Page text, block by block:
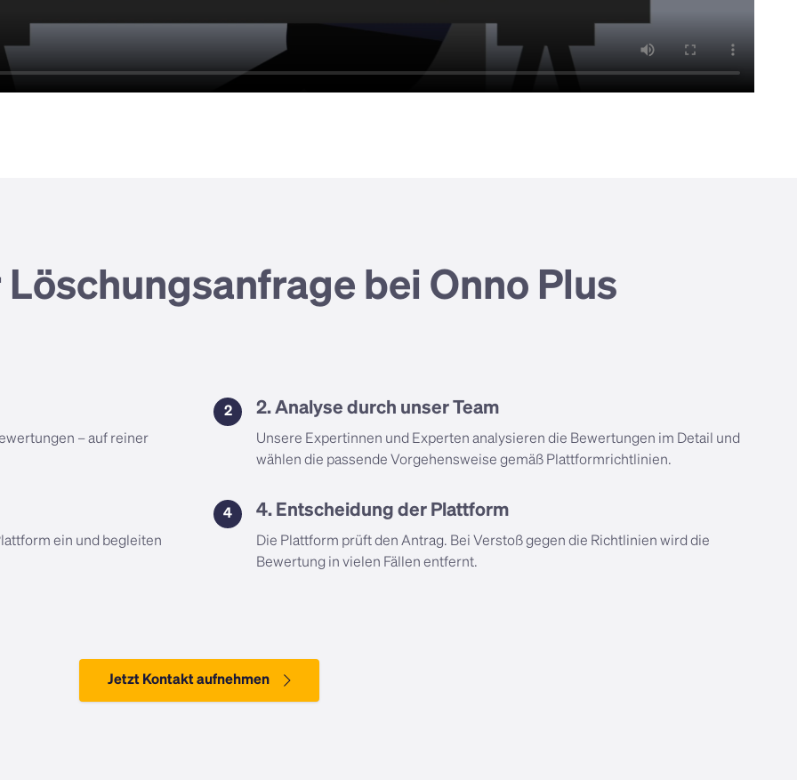
bei Onno Plus
– auf reiner
2 2. Analyse durch unser Team
Unsere Expertinnen und Experten analysieren die Bewertungen im Detail und
wählen die passende Vorgehensweise gemäß Plattformrichtlinien.
ein und begleiten
4 4. Entscheidung der Plattform
Die Plattform prüft den Antrag. Bei Verstoß gegen die Richtlinien wird die
Bewertung in vielen Fällen entfernt.
Jetzt Kontakt aufnehmen